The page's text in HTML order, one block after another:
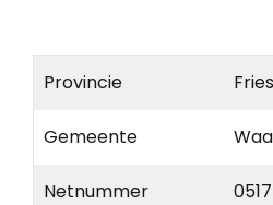
Provincie
Gemeente
Netnummer